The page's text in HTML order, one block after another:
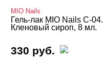
MIO Nails
Гель-лак MIO Nails C-04.
Кленовый сироп, 8 мл.
330 руб.